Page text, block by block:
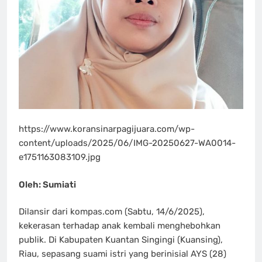
https://www.koransinarpagijuara.com/wp-
content/uploads/2025/06/IMG-20250627-WA0014-
e1751163083109.jpg
Oleh: Sumiati
Dilansir dari kompas.com (Sabtu, 14/6/2025),
kekerasan terhadap anak kembali menghebohkan
publik. Di Kabupaten Kuantan Singingi (Kuansing),
Riau, sepasang suami istri yang berinisial AYS (28)